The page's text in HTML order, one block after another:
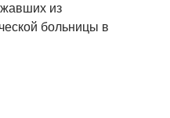
из
больницы в